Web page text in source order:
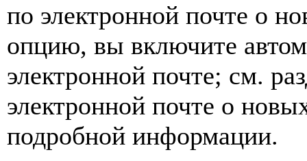
по электронной почте о
опцию, вы включите
электронной почте; см.
электронной почте о
подробной информации.